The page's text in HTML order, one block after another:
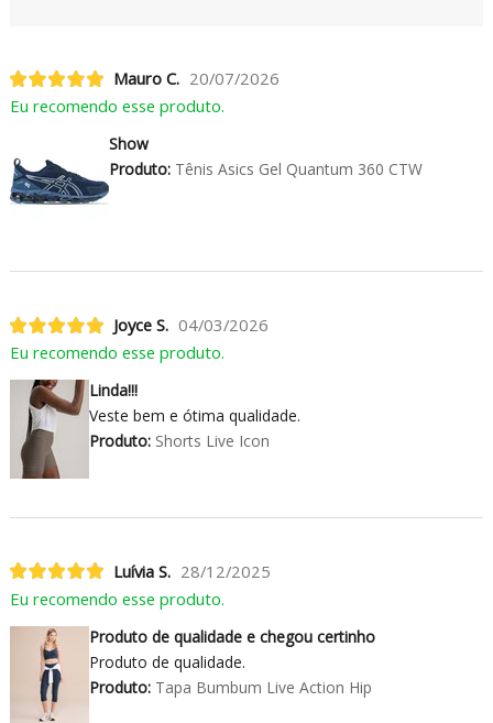
Mauro C. 20/07/2026
Eu recomendo esse produto.
Show
Produto:Tênis Asics Gel Quantum 360 CTW
Joyce S. 04/03/2026
Eu recomendo esse produto.
Linda!!!
Veste bem e ótima qualidade.
Produto:Shorts Live Icon
Luívia S. 28/12/2025
Eu recomendo esse produto.
Produto de qualidade e chegou certinho
Produto de qualidade.
Produto:Tapa Bumbum Live Action Hip